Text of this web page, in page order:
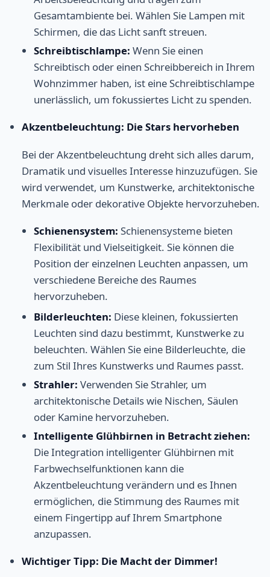
Gesamtambiente bei. Wählen Sie Lampen mit
Schirmen, die das Licht sanft streuen.
Schreibtischlampe: Wenn Sie einen
Schreibtisch oder einen Schreibbereich in Ihrem
Wohnzimmer haben, ist eine Schreibtischlampe
unerlässlich, um fokussiertes Licht zu spenden.
Akzentbeleuchtung: Die Stars hervorheben
Bei der Akzentbeleuchtung dreht sich alles darum,
Dramatik und visuelles Interesse hinzuzufügen. Sie
wird verwendet, um Kunstwerke, architektonische
Merkmale oder dekorative Objekte hervorzuheben.
Schienensystem: Schienensysteme bieten
Flexibilität und Vielseitigkeit. Sie können die
Position der einzelnen Leuchten anpassen, um
verschiedene Bereiche des Raumes
hervorzuheben.
Bilderleuchten: Diese kleinen, fokussierten
Leuchten sind dazu bestimmt, Kunstwerke zu
beleuchten. Wählen Sie eine Bilderleuchte, die
zum Stil Ihres Kunstwerks und Raumes passt.
Strahler: Verwenden Sie Strahler, um
architektonische Details wie Nischen, Säulen
oder Kamine hervorzuheben.
Intelligente Glühbirnen in Betracht ziehen:
Die Integration intelligenter Glühbirnen mit
Farbwechselfunktionen kann die
Akzentbeleuchtung verändern und es Ihnen
ermöglichen, die Stimmung des Raumes mit
einem Fingertipp auf Ihrem Smartphone
anzupassen.
Wichtiger Tipp: Die Macht der Dimmer!